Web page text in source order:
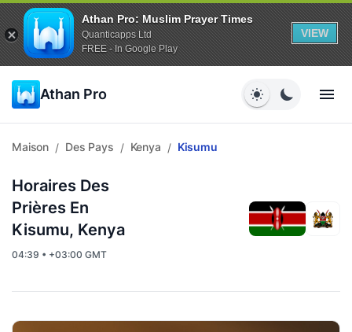
Athan Pro: Muslim Prayer Times
Quanticapps Ltd
FREE - In Google Play
VIEW
Athan Pro
Maison / Des Pays / Kenya / Kisumu
Horaires Des
Prières En
Kisumu, Kenya
04:39 • +03:00 GMT